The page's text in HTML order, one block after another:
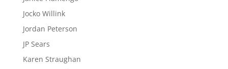
Jocko Willink
Jordan Peterson
JP Sears
Karen Straughan